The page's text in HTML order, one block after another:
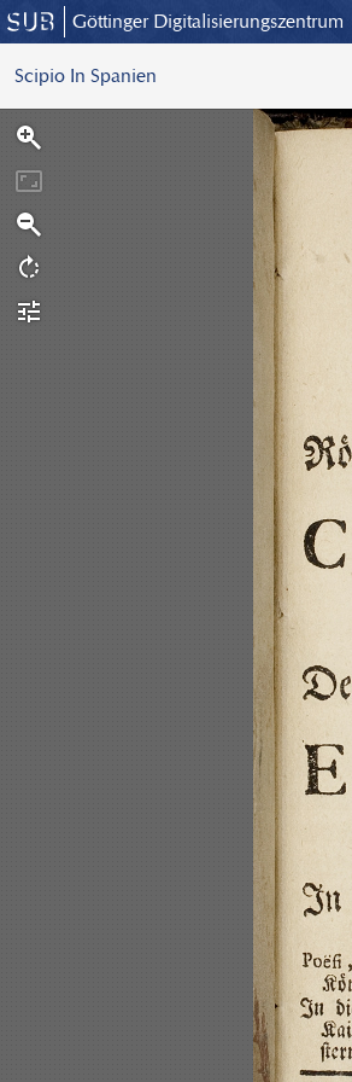
Göttinger Digitalisierungszentrum
Scipio In Spanien